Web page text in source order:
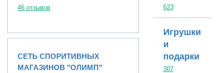
46 отзывов
СЕТЬ СПОРИТИВНЫХ
МАГАЗИНОВ "ОЛИМП"
623
Игрушки
и
подарки
307